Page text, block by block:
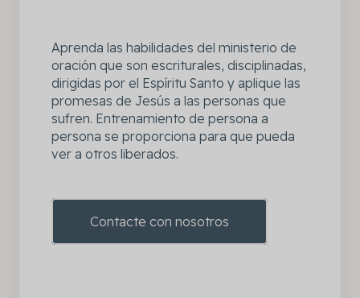
Aprenda las habilidades del ministerio de
oración que son escriturales, disciplinadas,
dirigidas por el Espíritu Santo y aplique las
promesas de Jesús a las personas que
sufren. Entrenamiento de persona a
persona se proporciona para que pueda
ver a otros liberados.
Contacte con nosotros